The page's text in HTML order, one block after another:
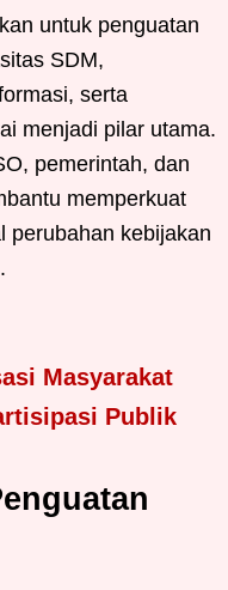
untuk penguatan
SDM,
serta
menjadi pilar utama.
pemerintah, dan
memperkuat
perubahan kebijakan
Masyarakat
Publik